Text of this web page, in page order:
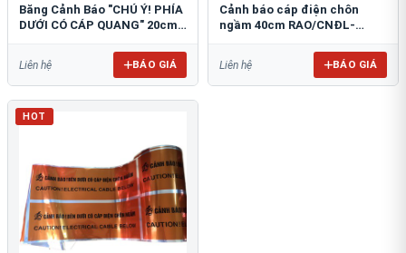
Băng Cảnh Báo "CHÚ Ý! PHÍA
DƯỚI CÓ CÁP QUANG" 20cm
Liên hệ BÁO GIÁ
Cảnh báo cáp điện chôn
ngầm 40cm RAO/CNĐL-
Liên hệ BÁO GIÁ
HOT